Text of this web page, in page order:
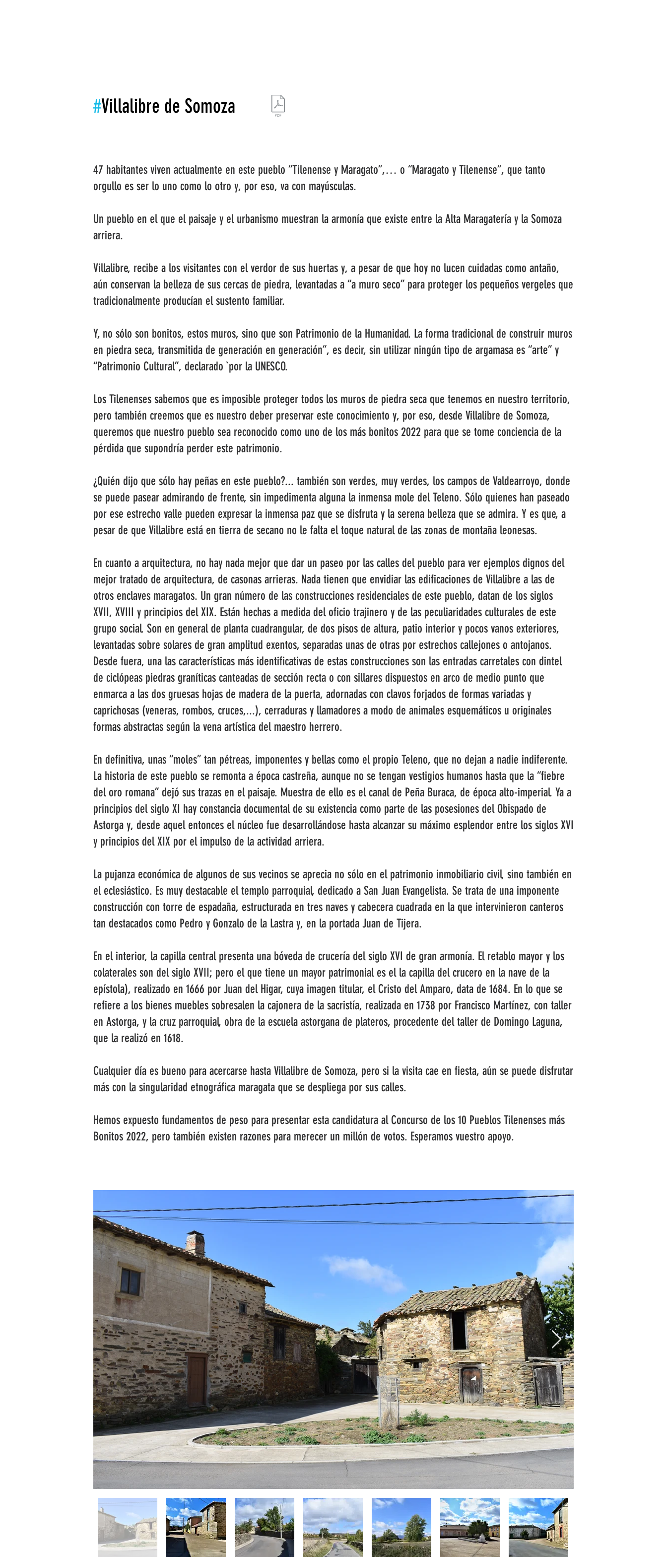
#Villalibre de Somoza
47 habitantes viven actualmente en este pueblo “Tilenense y Maragato”,… o “Maragato y Tilenense”, que tanto
orgullo es ser lo uno como lo otro y, por eso, va con mayúsculas.
Un pueblo en el que el paisaje y el urbanismo muestran la armonía que existe entre la Alta Maragatería y la Somoza
arriera.
Villalibre, recibe a los visitantes con el verdor de sus huertas y, a pesar de que hoy no lucen cuidadas como antaño,
aún conservan la belleza de sus cercas de piedra, levantadas a “a muro seco” para proteger los pequeños vergeles que
tradicionalmente producían el sustento familiar.
Y, no sólo son bonitos, estos muros, sino que son Patrimonio de la Humanidad. La forma tradicional de construir muros
en piedra seca, transmitida de generación en generación”, es decir, sin utilizar ningún tipo de argamasa es “arte” y
“Patrimonio Cultural”, declarado `por la UNESCO.
Los Tilenenses sabemos que es imposible proteger todos los muros de piedra seca que tenemos en nuestro territorio,
pero también creemos que es nuestro deber preservar este conocimiento y, por eso, desde Villalibre de Somoza,
queremos que nuestro pueblo sea reconocido como uno de los más bonitos 2022 para que se tome conciencia de la
pérdida que supondría perder este patrimonio.
¿Quién dijo que sólo hay peñas en este pueblo?... también son verdes, muy verdes, los campos de Valdearroyo, donde
se puede pasear admirando de frente, sin impedimenta alguna la inmensa mole del Teleno. Sólo quienes han paseado
por ese estrecho valle pueden expresar la inmensa paz que se disfruta y la serena belleza que se admira. Y es que, a
pesar de que Villalibre está en tierra de secano no le falta el toque natural de las zonas de montaña leonesas.
En cuanto a arquitectura, no hay nada mejor que dar un paseo por las calles del pueblo para ver ejemplos dignos del
mejor tratado de arquitectura, de casonas arrieras. Nada tienen que envidiar las edificaciones de Villalibre a las de
otros enclaves maragatos. Un gran número de las construcciones residenciales de este pueblo, datan de los siglos
XVII, XVIII y principios del XIX. Están hechas a medida del oficio trajinero y de las peculiaridades culturales de este
grupo social. Son en general de planta cuadrangular, de dos pisos de altura, patio interior y pocos vanos exteriores,
levantadas sobre solares de gran amplitud exentos, separadas unas de otras por estrechos callejones o antojanos.
Desde fuera, una las características más identificativas de estas construcciones son las entradas carretales con dintel
de ciclópeas piedras graníticas canteadas de sección recta o con sillares dispuestos en arco de medio punto que
enmarca a las dos gruesas hojas de madera de la puerta, adornadas con clavos forjados de formas variadas y
caprichosas (veneras, rombos, cruces,...), cerraduras y llamadores a modo de animales esquemáticos u originales
formas abstractas según la vena artística del maestro herrero.
En definitiva, unas “moles” tan pétreas, imponentes y bellas como el propio Teleno, que no dejan a nadie indiferente.
La historia de este pueblo se remonta a época castreña, aunque no se tengan vestigios humanos hasta que la “fiebre
del oro romana” dejó sus trazas en el paisaje. Muestra de ello es el canal de Peña Buraca, de época alto-imperial. Ya a
principios del siglo XI hay constancia documental de su existencia como parte de las posesiones del Obispado de
Astorga y, desde aquel entonces el núcleo fue desarrollándose hasta alcanzar su máximo esplendor entre los siglos XVI
y principios del XIX por el impulso de la actividad arriera.
La pujanza económica de algunos de sus vecinos se aprecia no sólo en el patrimonio inmobiliario civil, sino también en
el eclesiástico. Es muy destacable el templo parroquial, dedicado a San Juan Evangelista. Se trata de una imponente
construcción con torre de espadaña, estructurada en tres naves y cabecera cuadrada en la que intervinieron canteros
tan destacados como Pedro y Gonzalo de la Lastra y, en la portada Juan de Tijera.
En el interior, la capilla central presenta una bóveda de crucería del siglo XVI de gran armonía. El retablo mayor y los
colaterales son del siglo XVII; pero el que tiene un mayor patrimonial es el la capilla del crucero en la nave de la
epístola), realizado en 1666 por Juan del Higar, cuya imagen titular, el Cristo del Amparo, data de 1684. En lo que se
refiere a los bienes muebles sobresalen la cajonera de la sacristía, realizada en 1738 por Francisco Martínez, con taller
en Astorga, y la cruz parroquial, obra de la escuela astorgana de plateros, procedente del taller de Domingo Laguna,
que la realizó en 1618.
Cualquier día es bueno para acercarse hasta Villalibre de Somoza, pero si la visita cae en fiesta, aún se puede disfrutar
más con la singularidad etnográfica maragata que se despliega por sus calles.
Hemos expuesto fundamentos de peso para presentar esta candidatura al Concurso de los 10 Pueblos Tilenenses más
Bonitos 2022, pero también existen razones para merecer un millón de votos. Esperamos vuestro apoyo.